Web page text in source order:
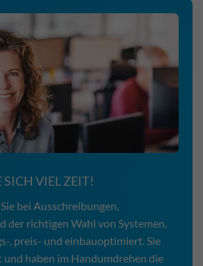
SICH VIEL ZEIT!
bei Ausschreibungen,
der richtigen Wahl von Systemen.
, preis- und einbauoptimiert. Sie
und haben im Handumdrehen die